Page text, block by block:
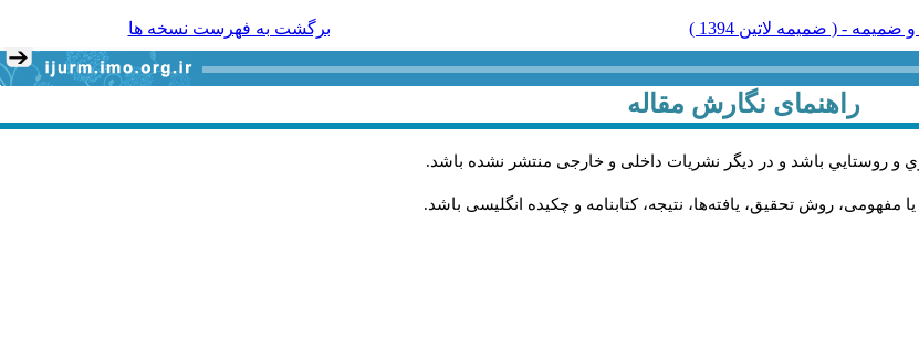
برگشت به فهرست نسخه ها
راهنمای نگارش مقاله
و روستايي باشد و در دیگر نشریات داخلی و خارجی منتشر نشده باشد.
روش تحقیق، یافته‌ها، نتیجه، کتابنامه و چکیده انگلیسی باشد.